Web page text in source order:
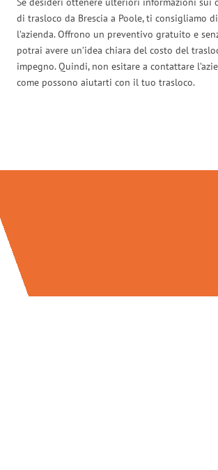
di trasloco da Brescia a Poole, ti consigliamo
l’azienda. Offrono un preventivo gratuito e
potrai avere un’idea chiara del costo del
impegno. Quindi, non esitare a contattare
come possono aiutarti con il tuo trasloco.